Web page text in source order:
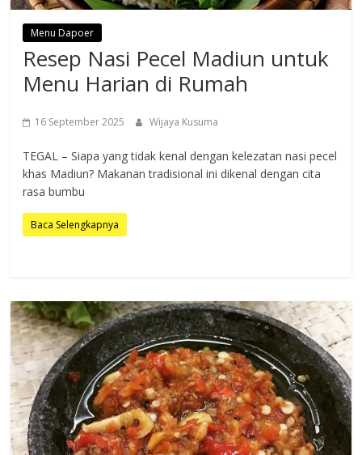
Menu Dapoer
Resep Nasi Pecel Madiun untuk
Menu Harian di Rumah
16 September 2025 Wijaya Kusuma
TEGAL – Siapa yang tidak kenal dengan kelezatan nasi pecel
khas Madiun? Makanan tradisional ini dikenal dengan cita
rasa bumbu
Baca Selengkapnya